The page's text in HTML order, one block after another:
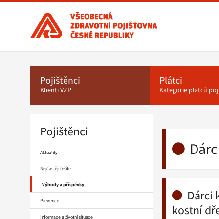
Všeobecná
zdravotní
pojišťovna
ČR,
hlavní
stránka
Pojištěnci
Klienti VZP
Plátci
Kategorie plátců
Pojištěnci
Aktuality
Nejčastěji řešíte
Výhody a příspěvky
Prevence
Informace a životní situace
navigace
Dárci
kostní